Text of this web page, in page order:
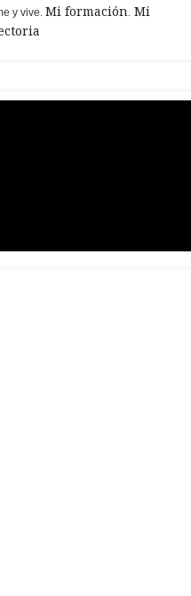
y vive Mi formación Mi